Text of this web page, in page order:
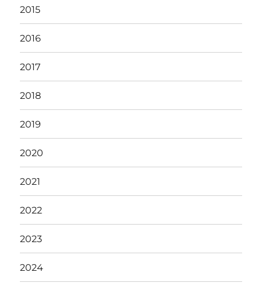
2015
2016
2017
2018
2019
2020
2021
2022
2023
2024